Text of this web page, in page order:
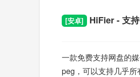
[安卓] HiFier - 支
一款免费支持网盘的
peg，可以支持几乎所